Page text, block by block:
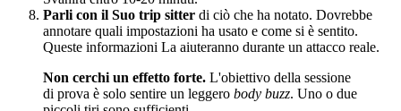
Parli con il Suo trip sitter di ciò che ha notato. Dovrebbe
annotare quali impostazioni ha usato e come si è sentito.
Queste informazioni La aiuteranno durante un attacco reale.
Non cerchi un effetto forte. L'obiettivo della sessione
di prova è solo sentire un leggero body buzz. Uno o due